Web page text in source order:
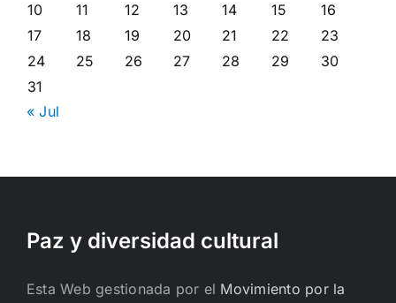
10
11 12 13 14 15
16
17
18 19 20 21 22
23
24
25 26 27 28 29
30
31
« Jul
Paz y diversidad cultural
Esta Web gestionada por el Movimiento por la